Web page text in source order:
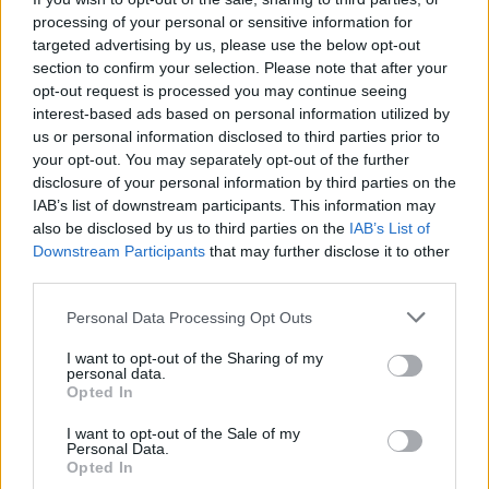
processing of your personal or sensitive information for
targeted advertising by us, please use the below opt-out
section to confirm your selection. Please note that after your
opt-out request is processed you may continue seeing
interest-based ads based on personal information utilized by
us or personal information disclosed to third parties prior to
your opt-out. You may separately opt-out of the further
disclosure of your personal information by third parties on the
IAB’s list of downstream participants. This information may
also be disclosed by us to third parties on the IAB’s List of
Downstream Participants that may further disclose it to other
Please note that this website/app uses one or more Google
not limited to your visit or usage behaviour. You may click to
grant or deny consent to Google and its third-party tags to
use your data for below specified purposes in below Google
consent section.
Personal Data Processing Opt Outs
I want to opt-out of the Sharing of my
personal data.
Opted In
I want to opt-out of the Sale of my
Personal Data.
Opted In
στόλους τους. Ανάμεσά τους διαχειριστές μεγάλων
εταιρικών στόλων, εμπειρογνώμονες και εκτιμητές
εταιρικών αυτοκινήτων, καθώς και δημοσιογράφοι από
έντυπα και ηλεκτρονικά Μέσα που δραστηριοποιούνται
στην αγορά του “fleet”. Συνολικά, απονέμονται βραβεία σε
20 επιμέρους κατηγορίες.